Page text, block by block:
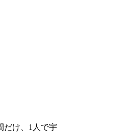
だけ、1人で宇